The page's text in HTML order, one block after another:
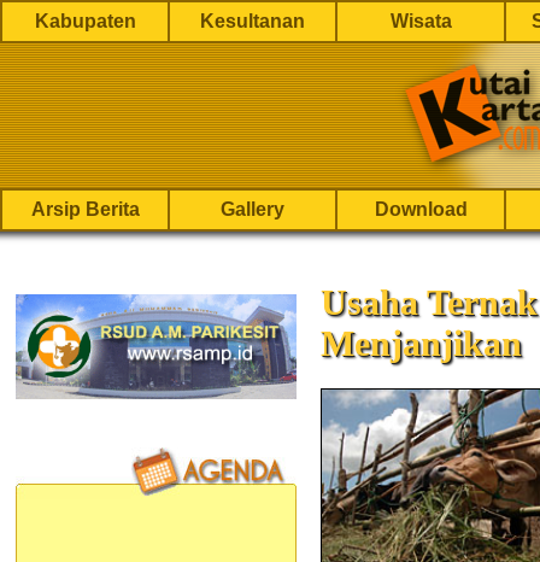
Kabupaten Kesultanan Wisata
Arsip Berita Gallery Download
Usaha
Menjanjikan